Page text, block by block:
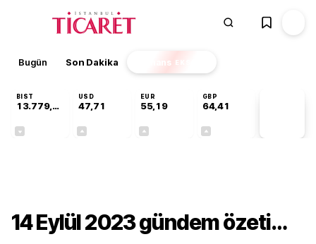
Bugün Son Dakika Finans EKSTRA
BIST
13.779,39
USD
47,71
EUR
55,19
GBP
64,41
14 Eylül 2023 gündem özeti…